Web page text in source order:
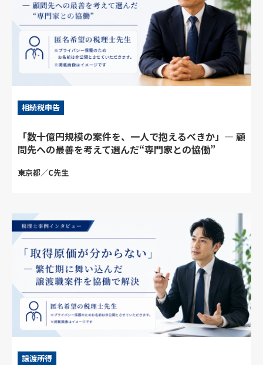
相続税申告
「数十億円規模の案件を、一人で抱えるべきか」― 顧
問先への最善を考えて選んだ“専門家との協働”
東京都／C先生
譲渡所得